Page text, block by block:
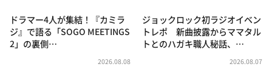
ドラマー4人が集結！『カミラ
ジ』で語る「SOGO MEETINGS
2」の裏側…
2026.08.08
ジョックロック初ラジオイベン
トレポ 新曲披露からママタル
トとのハガキ職人秘話、…
2026.08.07